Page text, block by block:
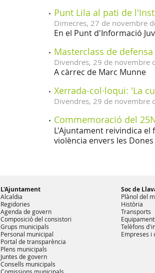
Punt Lila al pati de
Dimecres, 27 de novembre
En el Punt d'Informació
Masterclass de
Divendres, 29 de novembre
A càrrec de Marc Munne
Xerrada-col·loqui: 'La
Divendres, 29 de novembre
Commemoració del
L'Ajuntament reivindica el
violència envers les Dones
L'Ajuntament
Alcaldia
Regidories
Agenda de govern
Composició del consistori
Grups municipals
Personal municipal
Portal de transparència
Plens municipals
Juntes de govern
Consells municipals
Comissions municipals
Soc de
Plànol del
Història
Transports
Telèfons
Empreses i